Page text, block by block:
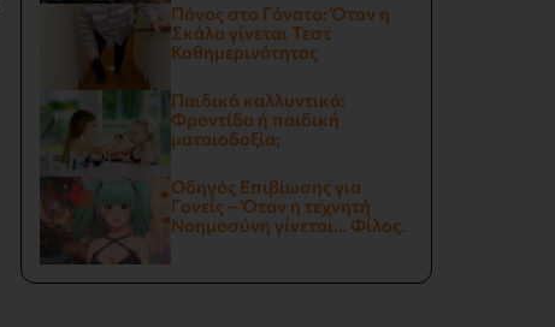
Πόνος στο Γόνατο: Όταν η
Σκάλα γίνεται Τεστ
Καθημερινότητας
Παιδικά καλλυντικά:
Φροντίδα ή παιδική
ματαιοδοξία;
Οδηγός Επιβίωσης για
Γονείς – Όταν η τεχνητή
Νοημοσύνη γίνεται… Φίλος.